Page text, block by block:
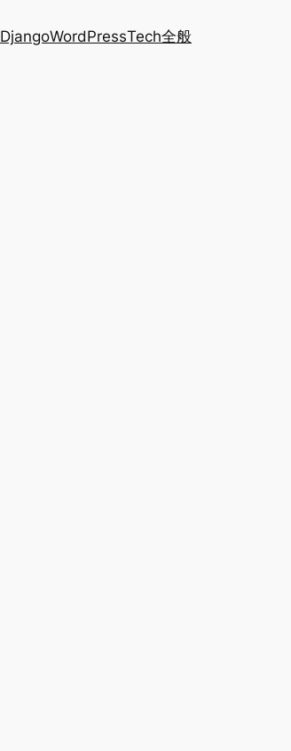
DjangoWordPressTech全般